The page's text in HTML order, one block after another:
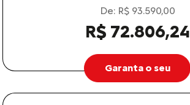
De: R$ 93.590,00
R$ 72.806,24
Garanta o seu